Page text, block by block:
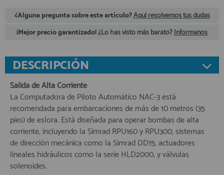
910 51 49 87 Solo para
Whatsapp
info@francobordo.com
¿Alguna pregunta sobre este artículo?Aquí resolvemos tus dudas
¡Mejor precio garantizado!¿Lo has visto más barato?Infórmanos
DESCRIPCIÓN
Salida de Alta Corriente
La Computadora de Piloto Automático NAC-3 está
recomendada para embarcaciones de más de 10 metros (35
pies) de eslora. Está diseñada para operar bombas de alta
corriente, incluyendo la Simrad RPU160 y RPU300, sistemas
de dirección mecánica como la Simrad DD15, actuadores
lineales hidráulicos como la serie HLD2000, y válvulas
solenoides.